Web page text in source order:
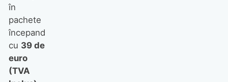
în
pachete
începand
cu 39 de
euro
(TVA